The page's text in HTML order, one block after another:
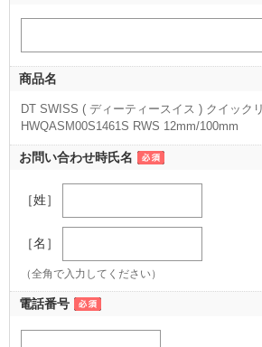
商品名
DT SWISS ( ディーティースイス ) クイック
HWQASM00S1461S RWS 12mm/100mm
（12mm/100mm）
お問い合わせ時氏名
［姓］
［名］
（全角で入力してください）
電話番号